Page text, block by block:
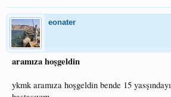
eonater
aramıza hoşgeldin
ykmk aramıza hoşgeldin bende 15